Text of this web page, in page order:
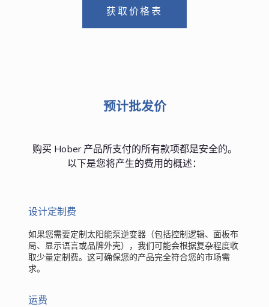
获取价格表
预计批发价
购买 Hober 产品所支付的所有款项都是安全的。
以下是您将产生的费用的概述：
设计定制费
如果您需要定制太阳能泵逆变器（包括控制逻辑、面板布
局、显示语言或品牌外壳），我们可能会根据复杂程度收
取少量定制费。这可确保您的产品完全符合您的市场需
求。
运费